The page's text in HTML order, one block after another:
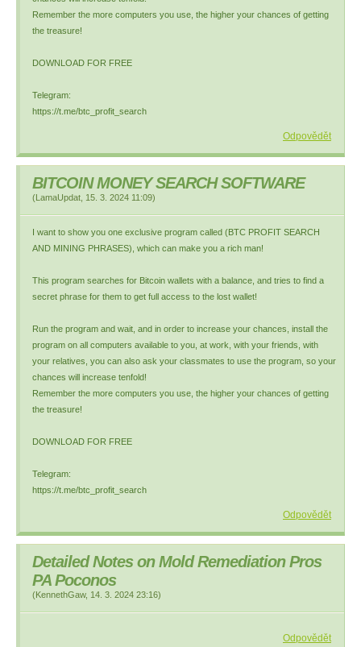
Remember the more computers you use, the higher your chances of getting
the treasure!
DOWNLOAD FOR FREE
Telegram:
https://t.me/btc_profit_search
Odpovědět
BITCOIN MONEY SEARCH SOFTWARE
(LamaUpdat 15. 3. 2024 11:09)
I want to show you one exclusive program called (BTC PROFIT SEARCH
AND MINING PHRASES), which can make you a rich man!
This program searches for Bitcoin wallets with a balance, and tries to find a
secret phrase for them to get full access to the lost wallet!
Run the program and wait, and in order to increase your chances, install the
program on all computers available to you, at work, with your friends, with
your relatives, you can also ask your classmates to use the program, so your
chances will increase tenfold!
Remember the more computers you use, the higher your chances of getting
the treasure!
DOWNLOAD FOR FREE
Telegram:
https://t.me/btc_profit_search
Odpovědět
Detailed Notes on Mold Remediation Pros
PA Poconos
(KennethGaw, 14. 3. 2024 23:16)
Odpovědět